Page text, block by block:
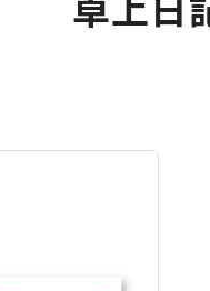
DECO